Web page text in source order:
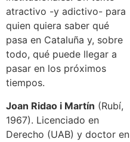
atractivo -y adictivo- para
quien quiera saber qué
pasa en Cataluña y, sobre
todo, qué puede llegar a
pasar en los próximos
tiempos.
Joan Ridao i Martín (Rubí,
1967). Licenciado en
Derecho (UAB) y doctor en